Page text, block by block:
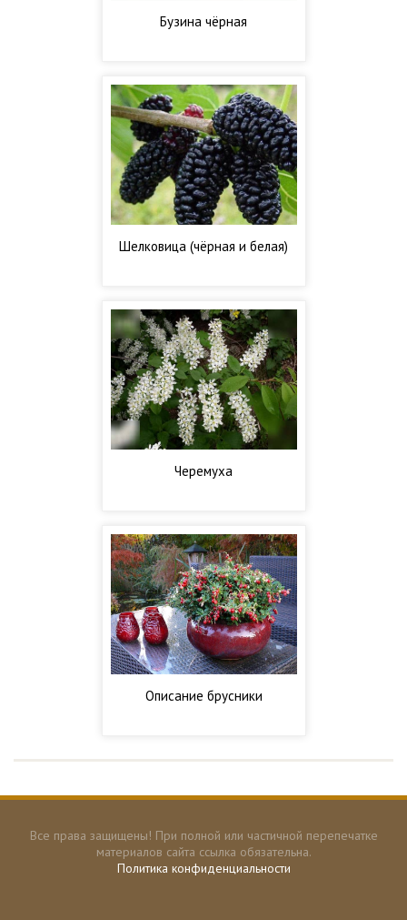
Бузина чёрная
Шелковица (чёрная и белая)
Черемуха
Описание брусники
Все права защищены! При полной или частичной перепечатке
материалов сайта ссылка обязательна.
Политика конфиденциальности